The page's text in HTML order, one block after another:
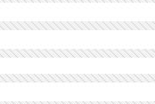
リアサスペンション
リアサスペンション
リアサスペンション